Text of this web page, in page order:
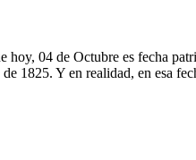
04 de Octubre es fecha
1825. Y en realidad, en esa